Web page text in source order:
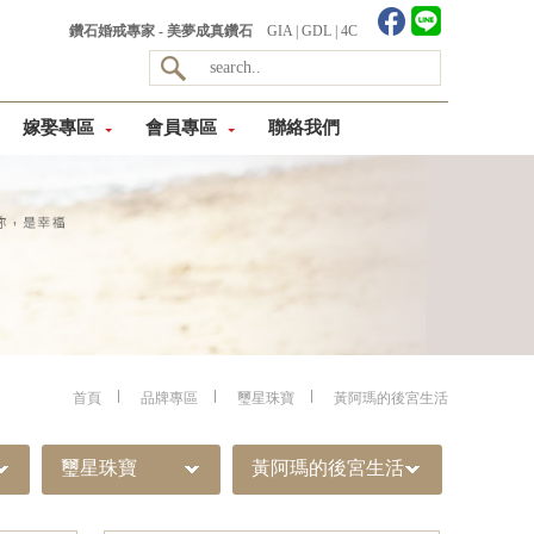
鑽石婚戒專家 - 美夢成真鑽石 GIA| GDL| 4C
嫁娶專區 會員專區 聯絡我們
首頁 品牌專區 璽星珠寶 黃阿瑪的後宮生活
璽星珠寶 黃阿瑪的後宮生活